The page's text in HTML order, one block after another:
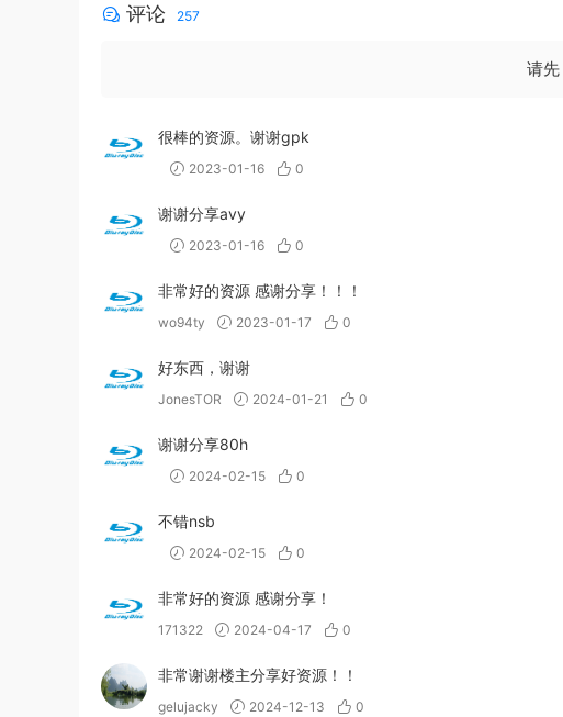
评论 257
请先
很棒的资源。谢谢gpk
2023-01-16 0
谢谢分享avy
2023-01-16 0
非常好的资源 感谢分享！！！
wo94ty 2023-01-17 0
好东西，谢谢
JonesTOR 2024-01-21 0
谢谢分享80h
2024-02-15 0
不错nsb
2024-02-15 0
非常好的资源 感谢分享！
171322 2024-04-17 0
非常谢谢楼主分享好资源！！
gelujacky 2024-12-13 0